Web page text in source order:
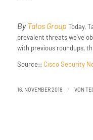
ByTalos Group Today,
prevalent threats we’ve
with previous roundups,
Source:: Cisco Security
16. NOVEMBER 2018 / VON